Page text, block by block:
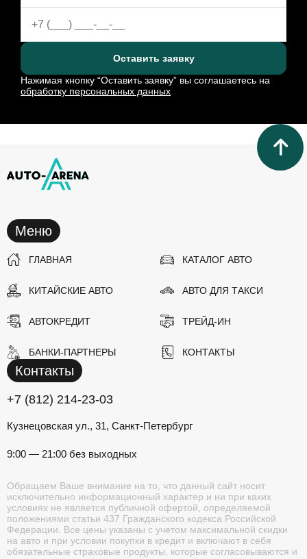
Оставить заявку
Нажимая кнопку “Оставить заявку” вы соглашаетесь на
обработку персональных данных
Меню
ГЛАВНАЯ КАТАЛОГ АВТО
КИТАЙСКИЕ АВТО АВТО ДЛЯ ТАКСИ
АВТОКРЕДИТ ТРЕЙД-ИН
БАНКИ-ПАРТНЕРЫ КОНТАКТЫ
Контакты
+7 (812) 214-23-03
Кузнецовская ул., 31, Санкт-Петербург
9:00 — 21:00 без выходных
Обращаем Ваше внимание на то, что данный сайт носит
исключительно информационный характер и ни при каких
условиях не является публичной офертой, определяемой
положениями статьи 437 Гражданского кодекса Российской
Федерации. Все цены указаны с учетом максимальной скидки
на авто и при условии покупки в кредит и включают в себя
обязательные страховые продукты, которые согласовываются и